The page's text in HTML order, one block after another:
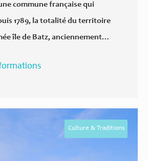
commune française qui
1789, la totalité du territoire
île de Batz, anciennement…
Culture & Traditions